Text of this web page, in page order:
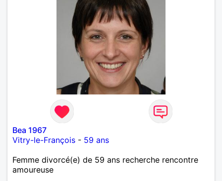
Bea 1967
Vitry-le-François - 59 ans
Femme divorcé(e) de 59 ans recherche rencontre
amoureuse